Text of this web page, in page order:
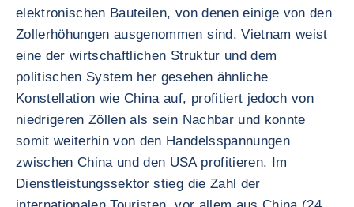
elektronischen Bauteilen, von denen einige von den
Zollerhöhungen ausgenommen sind. Vietnam weist
eine der wirtschaftlichen Struktur und dem
politischen System her gesehen ähnliche
Konstellation wie China auf, profitiert jedoch von
niedrigeren Zöllen als sein Nachbar und konnte
somit weiterhin von den Handelsspannungen
zwischen China und den USA profitieren. Im
Dienstleistungssektor stieg die Zahl der